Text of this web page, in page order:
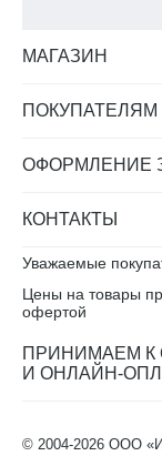
МАГАЗИН
ПОКУПАТЕЛЯМ
ОФОРМЛЕНИЕ
КОНТАКТЫ
Уважаемые
Цены на товары
офертой
ПРИНИМАЕМ К
И ОНЛАЙН-
© 2004-2026 ООО